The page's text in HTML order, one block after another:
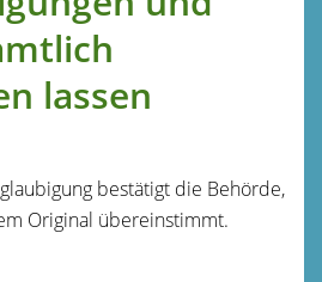
lassen
bestätigt die Behörde,
Original übereinstimmt.